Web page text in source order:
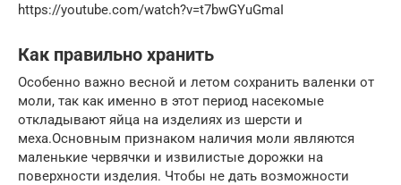
https://youtube.com/watch?v=t7bwGYuGmaI
Как правильно хранить
Особенно важно весной и летом сохранить валенки от
моли, так как именно в этот период насекомые
откладывают яйца на изделиях из шерсти и
меха.Основным признаком наличия моли являются
маленькие червячки и извилистые дорожки на
поверхности изделия. Чтобы не дать возможности